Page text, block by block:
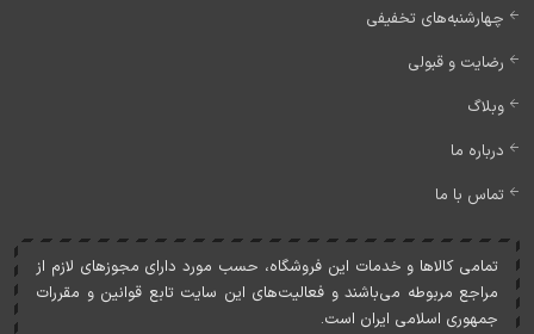
چهارشنبه‌های تخفیفی
رضایت و قبولی
وبلاگ
درباره ما
تماس با ما
تمامی کالاها و خدمات اين فروشگاه، حسب مورد دارای مجوزهای لازم از
مراجع مربوطه می‌باشند و فعاليت‌های اين سايت تابع قوانين و مقررات
جمهوری اسلامی ايران است.